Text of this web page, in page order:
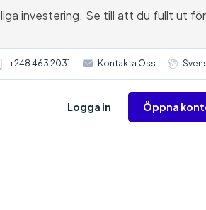
investering. Se till att du fullt ut
+248 463 2031 Kontakta Oss
Logga in Öppna